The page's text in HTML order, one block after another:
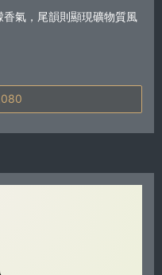
氣，尾韻則顯現礦物質風
1,080